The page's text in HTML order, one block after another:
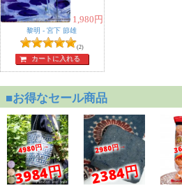
黎明 - 宮下 節雄
1,980 円
(2)
カートに入れる